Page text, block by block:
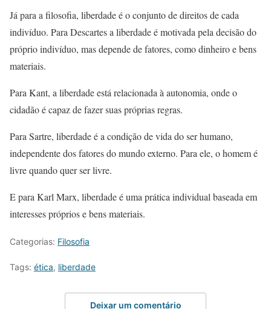
Já para a filosofia, liberdade é o conjunto de direitos de cada
indivíduo. Para Descartes a liberdade é motivada pela decisão do
próprio indivíduo, mas depende de fatores, como dinheiro e bens
materiais.
Para Kant, a liberdade está relacionada à autonomia, onde o
cidadão é capaz de fazer suas próprias regras.
Para Sartre, liberdade é a condição de vida do ser humano,
independente dos fatores do mundo externo. Para ele, o homem é
livre quando quer ser livre.
E para Karl Marx, liberdade é uma prática individual baseada em
interesses próprios e bens materiais.
Categorias: Filosofia
Tags: ética, liberdade
Deixar um comentário